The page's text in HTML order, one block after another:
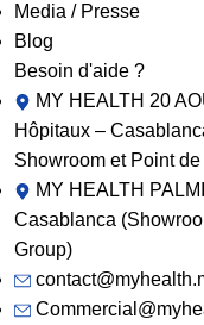
Media / Presse
Blog
Besoin d'aide ?
MY HEALTH 20
Hôpitaux –
Showroom et Point
MY HEALTH
Casablanca
Group)